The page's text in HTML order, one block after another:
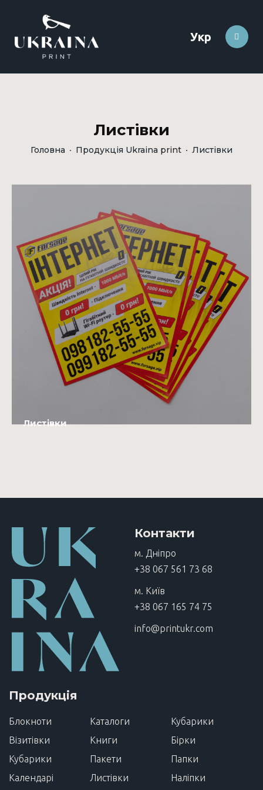
Укр
Листівки
Головна Продукція Ukraina print Листівки
Листівки
Контакти
м. Дніпро
+38 067 561 73 68
м. Київ
+38 067 165 74 75
info@printukr.com
Продукція
Блокноти
Візитівки
Кубарики
Календарі
Каталоги
Книги
Пакети
Листівки
Кубарики
Бірки
Папки
Наліпки